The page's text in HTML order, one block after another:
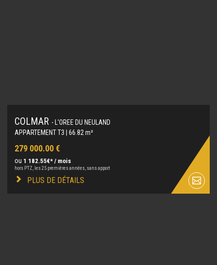
COLMAR - L'OREE DU NEULAND
APPARTEMENT T3 | 66.82 m²
279 000.00 €
ou 1 182.55€* / mois
hors PTZ, les 25 premières années, sans apport
PLUS DE DÉTAILS